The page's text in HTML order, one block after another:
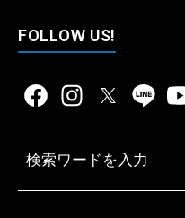
FOLLOW US!